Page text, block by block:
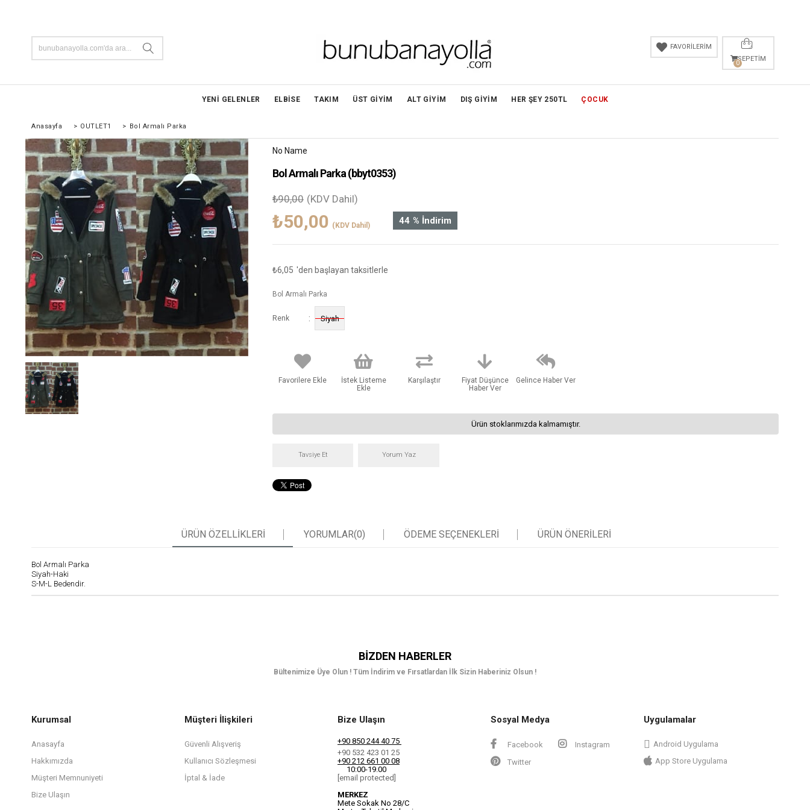
SEPETIM
0
FAVORİLERİM
YENİ GELENLER ELBİSE TAKIM ÜST GİYİM ALT GİYİM DIŞ GİYİM HER ŞEY 250TL ÇOCUK
Anasayfa > OUTLET1 > Bol Armalı Parka
No Name
Bol Armalı Parka(bbyt0353)
%
44 İndirim
₺90,00 (KDV Dahil)
₺50,00 (KDV Dahil)
₺6,05 'den başlayan taksitlerle
Bol Armalı Parka
Renk : Siyah
Favorilere Ekle
İstek Listeme
Ekle
Karşılaştır
Fiyat Düşünce
Haber Ver
Gelince Haber Ver
Ürün stoklarımızda kalmamıştır.
Tavsiye Et Yorum Yaz
ÜRÜN ÖZELLIKLERI YORUMLAR(0) ÖDEME SEÇENEKLERI ÜRÜN ÖNERILERI
Bol Armalı Parka
Siyah-Haki
S-M-L Bedendir.
BIZDEN HABERLER
Bültenimize Üye Olun ! Tüm İndirim ve Fırsatlardan İlk Sizin Haberiniz Olsun !
Kurumsal
Anasayfa
Hakkımızda
Müşteri Memnuniyeti
Bize Ulaşın
Müşteri İlişkileri
Güvenli Alışveriş
Kullanıcı Sözleşmesi
İptal & İade
Bize Ulaşın
+90 850 244 40 75
+90 532 423 01 25
+90 212 661 00 08
10:00-19.00
[email protected]
MERKEZ
Mete Sokak No 28/C
Sosyal Medya
Facebook
Instagram
Twitter
Uygulamalar
Android Uygulama
App Store Uygulama